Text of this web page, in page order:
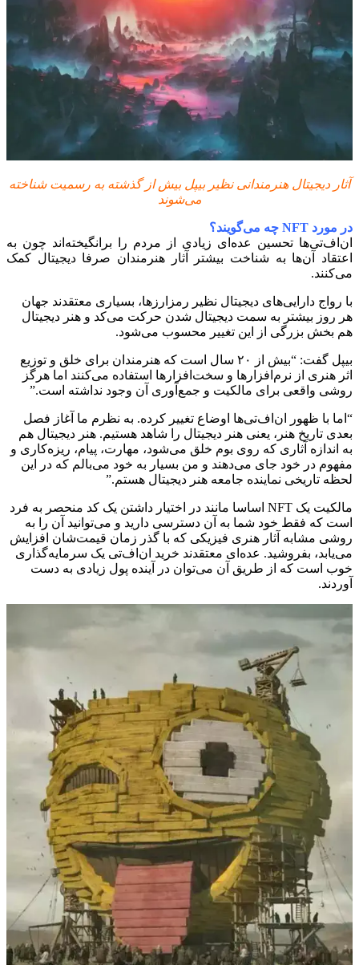
آثار دیجیتال هنرمندانی نظیر بیپل بیش از گذشته به رسمیت شناخته
می‌شوند
در مورد NFT چه می‌گویند؟
ان‌اف‌تی‌ها تحسین عده‌ای زیادی از مردم را برانگیخته‌اند چون به
اعتقاد آن‌ها به شناخت بیشتر آثار هنرمندان صرفا دیجیتال کمک
می‌کنند.
با رواج دارایی‌های دیجیتال نظیر رمز‌ارزها، بسیاری معتقدند جهان
هر روز بیشتر به سمت دیجیتال شدن حرکت می‌کد و هنر دیجیتال
هم بخش بزرگی از این تغییر محسوب می‌شود.
بیپل گفت: “بیش از ۲۰ سال است که هنرمندان برای خلق و توزیع
اثر هنری از نرم‌افزارها و سخت‌افزارها استفاده می‌کنند اما هرگز
روشی واقعی برای مالکیت و جمع‌آوری آن وجود نداشته است.”
“اما با ظهور ان‌اف‌تی‌ها اوضاع تغییر کرده. به نظرم ما آغاز فصل
بعدی تاریخ هنر، یعنی هنر دیجیتال را شاهد هستیم. هنر دیجیتال هم
به اندازه آثاری که روی بوم خلق می‌شود، مهارت، پیام، ریزه‌کاری و
مفهوم در خود جای می‌دهند و من بسیار به خود می‌بالم که در این
لحظه تاریخی نماینده جامعه هنر دیجیتال هستم.”
مالکیت یک NFT اساسا مانند در اختیار داشتن یک کد منحصر به فرد
است که فقط خود شما به آن دسترسی دارید و می‌توانید آن‌ را به
روشی مشابه آثار هنری فیزیکی که با گذر زمان قیمت‌شان افزایش
می‌یابد، بفروشید. عده‌ای معتقدند خرید ان‌اف‌تی‌ یک سرمایه‌گذاری
خوب است که از طریق آن می‌توان در آینده پول زیادی به دست
آوردند.